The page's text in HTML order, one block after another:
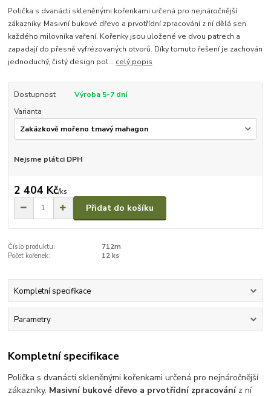
Polička s dvanácti skleněnými kořenkami určená pro nejnáročnější
zákazníky. Masivní bukové dřevo a prvotřídní zpracování z ní dělá sen
každého milovníka vaření. Kořenky jsou uložené ve dvou patrech a
zapadají do přesně vyfrézovaných otvorů. Díky tomuto řešení je zachován
jednoduchý, čistý design pol... celý popis
Dostupnost
Výroba 5-7 dní
Varianta
Nejsme plátci DPH
2 404 Kč/ks
Přidat do košíku
Číslo produktu:
712m
Počet kořenek:
12 ks
Kompletní specifikace
Parametry
Kompletní specifikace
Polička s dvanácti skleněnými kořenkami určená pro nejnáročnější
zákazníky. Masivní bukové dřevo a prvotřídní zpracováníz ní